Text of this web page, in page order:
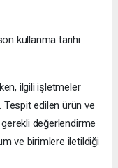
kullanma tarihi
ilgili işletmeler
Tespit edilen ürün ve
değerlendirme
ve birimlere iletildiği